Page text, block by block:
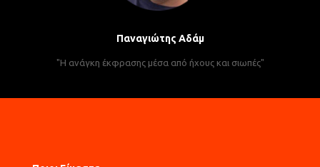
Παναγιώτης Αδάμ
"Η ανάγκη έκφρασης μέσα από ήχους και σιωπές"